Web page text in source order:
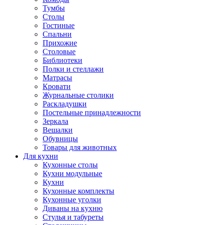
Тумбы
Столы
Гостиные
Спальни
Прихожие
Столовые
Библиотеки
Полки и стеллажи
Матрасы
Кровати
Журнальные столики
Раскладушки
Постельные принадлежности
Зеркала
Вешалки
Обувницы
Товары для животных
Для кухни
Кухонные столы
Кухни модульные
Кухни
Кухонные комплекты
Кухонные уголки
Диваны на кухню
Стулья и табуреты